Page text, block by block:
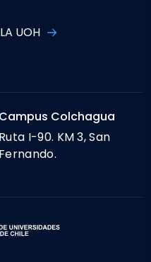
UOH
Campus Colchagua
Ruta I-90. KM 3, San
Fernando.